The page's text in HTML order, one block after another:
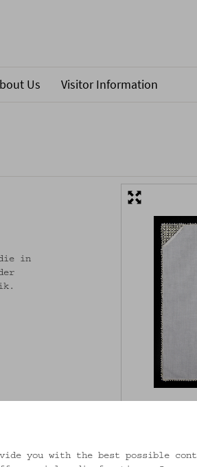
Us Visitor Information
in
you with the best possible